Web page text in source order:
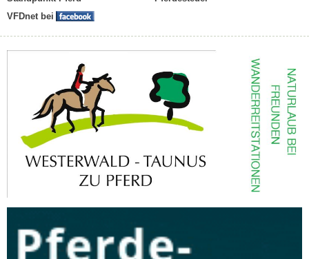
VFDnet bei